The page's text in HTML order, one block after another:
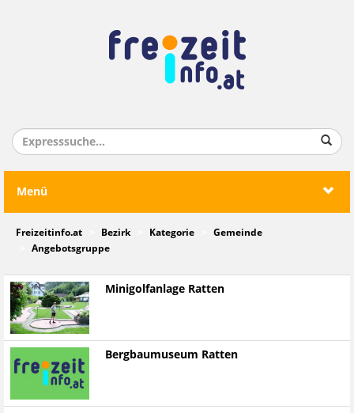
Menü
Freizeitinfo.at Bezirk Kategorie
Gemeinde
Angebotsgruppe
Minigolfanlage Ratten
Bergbaumuseum Ratten